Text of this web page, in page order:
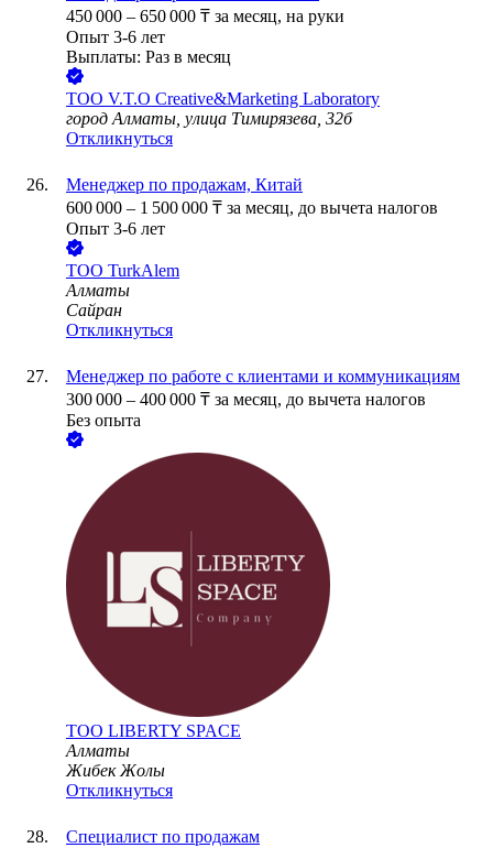
450 000 – 650 000 ₸ за месяц, на руки
Опыт 3-6 лет
Выплаты: Раз в месяц
ТОО V.T.O Creative&Marketing Laboratory
город Алматы, улица Тимирязева, 32б
Откликнуться
Менеджер по продажам, Китай
600 000 – 1 500 000 ₸ за месяц, до вычета налогов
Опыт 3-6 лет
ТОО TurkAlem
Алматы
Сайран
Откликнуться
Менеджер по работе с клиентами и коммуникациям
300 000 – 400 000 ₸ за месяц, до вычета налогов
Без опыта
ТОО LIBERTY SPACE
Алматы
Жибек Жолы
Откликнуться
Специалист по продажам